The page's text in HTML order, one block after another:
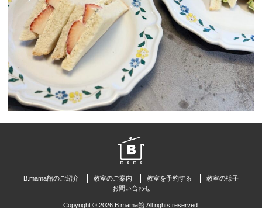
B.mama館のご紹介 教室のご案内 教室を予約する
教室の様子
お問い合わせ
Copyright © 2026 B.mama館 All rights reserved.